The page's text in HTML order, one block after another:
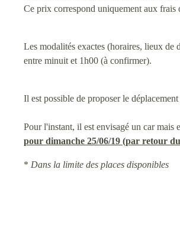
Ce prix correspond uniquement aux frais
Les modalités exactes (horaires, lieux de
entre minuit et 1h00 (à confirmer).
Il est possible de proposer le
Pour l'instant, il est envisagé un car mais
pour dimanche 25/06/19 (par retour
* Dans la limite des places disponibles